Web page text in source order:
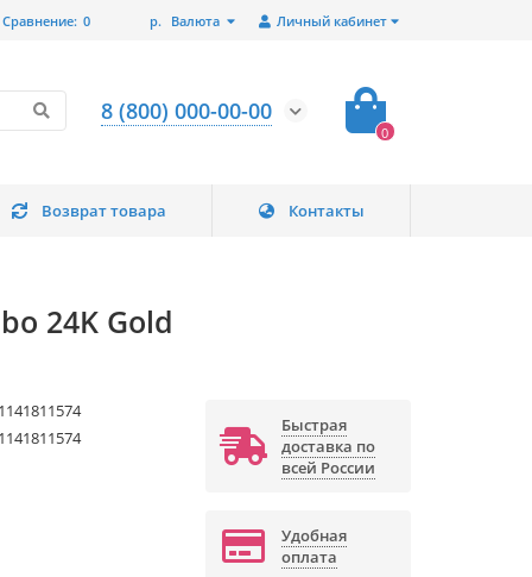
Личный кабинет
р. Валюта
Сравнение: 0
8 (800) 000-00-00
0
Возврат товара Контакты
24K Gold
Быстрая
доставка по
всей России
Удобная
оплата